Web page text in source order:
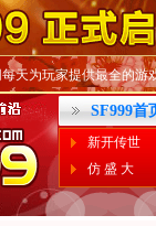
天为玩家提供最全的游
SF999首
新开传世
仿 盛 大